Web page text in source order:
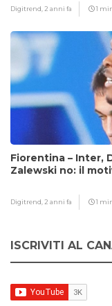
Digitrend, 2 anni fa 1
Fiorentina – Inter,
Zalewski no: il
Digitrend, 2 anni fa 1
ISCRIVITI AL